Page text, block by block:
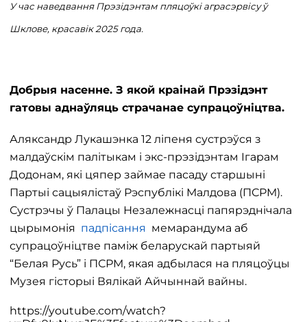
У час наведвання Прэзідэнтам пляцоўкі аграсэрвісу ў
Шклове, красавік 2025 года.
Добрыя насенне. З якой краінай Прэзідэнт
гатовы аднаўляць страчанае супрацоўніцтва.
Аляксандр Лукашэнка 12 ліпеня сустрэўся з
малдаўскім палітыкам і экс-прэзідэнтам Ігарам
Додонам, які цяпер займае пасаду старшыні
Партыі сацыялістаў Рэспублікі Малдова (ПСРМ).
Сустрэчы ў Палацы Незалежнасці папярэднічала
цырымонія падпісання мемарандума аб
супрацоўніцтве паміж беларускай партыяй
“Белая Русь” і ПСРМ, якая адбылася на пляцоўцы
Музея гісторыі Вялікай Айчыннай вайны.
https://youtube.com/watch?